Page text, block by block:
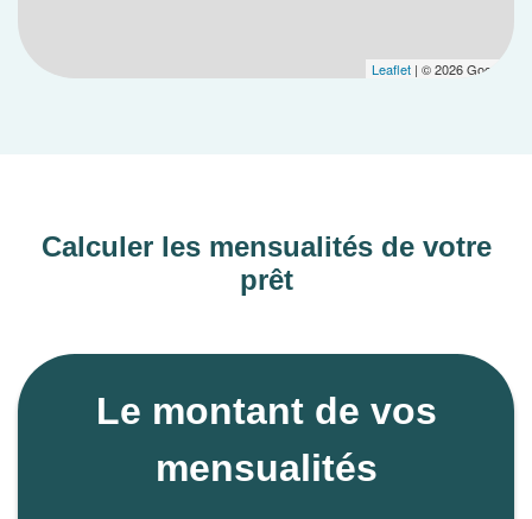
Leaflet | © 2026 Google
Calculer les mensualités de votre
prêt
Le montant de vos
mensualités